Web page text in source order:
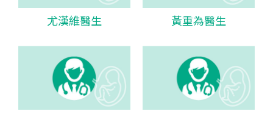
尤漢維醫生 黃重為醫生